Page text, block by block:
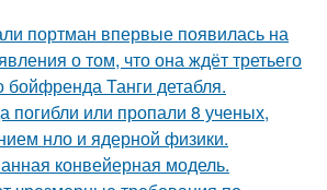
портман впервые появилась на
о том, что она ждёт третьего
бойфренда Танги детабля.
погибли или пропали 8 ученых,
нло и ядерной физики.
конвейерная модель.